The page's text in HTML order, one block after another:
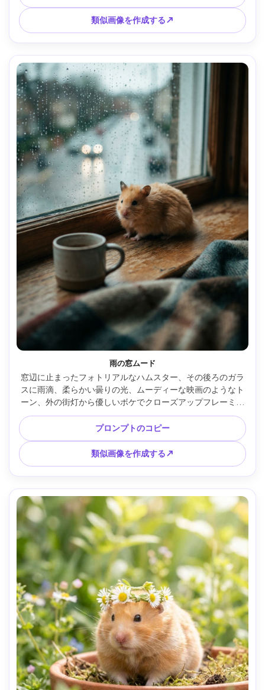
表情、リアルなフロスティング質感と毛皮 --ar 4:5
類似画像を作成する↗
雨の窓ムード
窓辺に止まったフォトリアルなハムスター、その後ろのガラ
スに雨滴、柔らかい曇りの光、ムーディーな映画のようなト
ーン、外の街灯から優しいボケでクローズアップフレーミン
グ、Sony A7IV 85mm f/1.4で撮影、鋭い目とひげ、落ち着く
居心地の良い雰囲気 --ar 4:5
プロンプトのコピー
類似画像を作成する↗